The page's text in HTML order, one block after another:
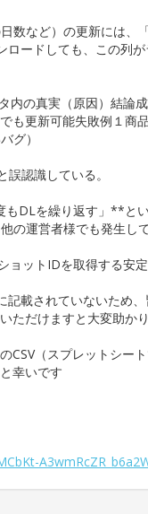
数など）の更新には
ードしても、この列
内の真実（原因）結論
も更新可能失敗例１商
グ）
認識している。
DLを繰り返す」**と
の運営者様でも発生し
ョットIDを取得する安
載されていないため
ただけますと大変助か
CSV（スプレットシー
幸いです